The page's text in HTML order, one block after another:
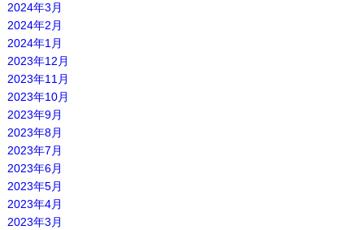
2024年3月
2024年2月
2024年1月
2023年12月
2023年11月
2023年10月
2023年9月
2023年8月
2023年7月
2023年6月
2023年5月
2023年4月
2023年3月